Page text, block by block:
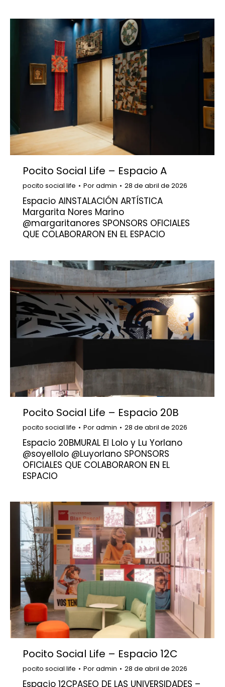
Pocito Social Life – Espacio A
pocito social life Poradmin 28 de abril de 2026
Espacio AINSTALACIÓN ARTÍSTICA
Margarita Nores Marino
@margaritanores SPONSORS OFICIALES
QUE COLABORARON EN EL ESPACIO
Pocito Social Life – Espacio 20B
pocito social life Poradmin 28 de abril de 2026
Espacio 20BMURAL El Lolo y Lu Yorlano
@soyellolo @Luyorlano SPONSORS
OFICIALES QUE COLABORARON EN EL
ESPACIO
Pocito Social Life – Espacio 12C
pocito social life Poradmin 28 de abril de 2026
Espacio 12CPASEO DE LAS UNIVERSIDADES –